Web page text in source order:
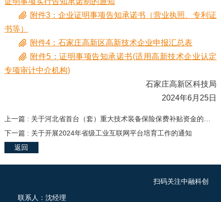
附件3：企业证明事项告知承诺书（营业执照、专利证
书等）
附件4：石家庄高新区高新技术企业申报汇总表
附件5：证明事项告知承诺书(适用高新技术企业认定
专项审计中介机构)
石家庄高新区科技局
2024年6月25日
下一篇 : 关于开展2024年省级工业互联网平台培育工作的通知
返回
联系人：沈经理
扫码关注中融科创